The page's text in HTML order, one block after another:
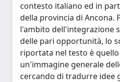
contesto italiano ed in
della provincia di Ancona.
l'ambito dell'integrazione
delle pari opportunità, lo
riportata nel testo è
un'immagine generale
cercando di tradurre idee